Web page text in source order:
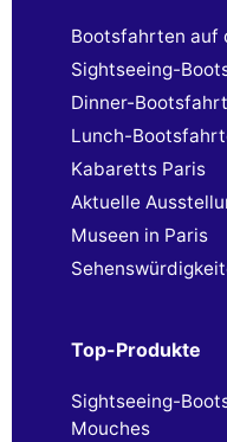
Bootsfahrten auf
Sightseeing-
Dinner-
Lunch-
Kabaretts Paris
Aktuelle
Museen in Paris
Top-Produkte
Sightseeing-
Mouches